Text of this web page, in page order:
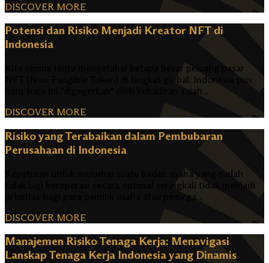
DISCOVER MORE
Potensi dan Risiko Menjadi Kreator NFT di
Indonesia
Kita semua tentu mengetahui betapa besar peluang pasar
NFT (Non-Fungible Token) di tingkat global. Indonesia pun
baru-baru ini "digegerkan" oleh kehadiran salah...
DISCOVER MORE
Risiko yang Terabaikan dalam Pembubaran
Perusahaan di Indonesia
Keputusan untuk menutup suatu badan usaha yang sudah
tidak lagi beroperasi secara optimal seringkali tidak menjadi
prioritas bagi para pemilik usaha atau pemega...
DISCOVER MORE
Manajemen Risiko Tenaga Kerja: Menavigasi
Lanskap Tenaga Kerja Indonesia yang Dinamis